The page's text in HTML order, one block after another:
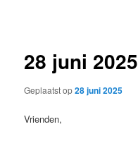
28 juni 2025
Geplaatst op28 juni 2025
Vrienden,